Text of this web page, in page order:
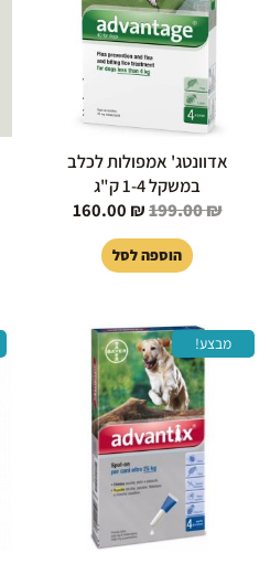
אדוונטג' אמפולות לכלב
במשקל 1-4 ק"ג
199.00₪
160.00 ₪
הוספה לסל
מבצע!
המחיר
המקורי
היה:
199.00 ₪.